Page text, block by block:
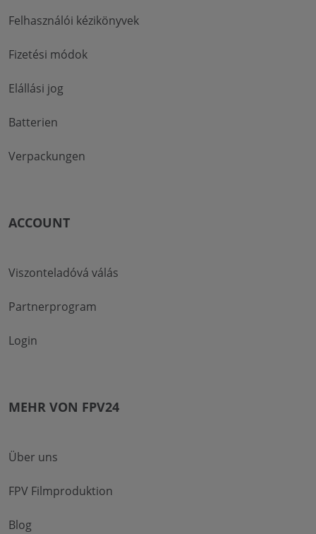
Felhasználói kézikönyvek
Fizetési módok
Elállási jog
Batterien
Verpackungen
ACCOUNT
Viszonteladóvá válás
Partnerprogram
Login
MEHR VON FPV24
Über uns
FPV Filmproduktion
Blog